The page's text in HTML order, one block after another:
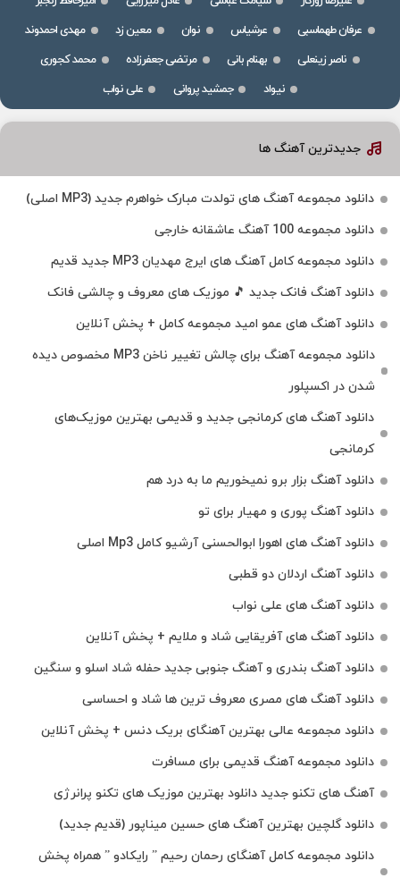
عرفان طهماسبی
عرشیاس نوان معین زد
مهدی احمدوند
ناصر زینعلی
بهنام بانی مرتضی جعفرزاده
محمد کجوری
نیواد
جمشید پروانی علی نواب
جدیدترین آهنگ ها
دانلود مجموعه آهنگ های تولدت مبارک خواهرم جدید (MP3 اصلی)
دانلود مجموعه 100 آهنگ عاشقانه خارجی
دانلود مجموعه کامل آهنگ های ایرج مهدیان MP3 جدید قدیم
دانلود آهنگ فانک جدید 🎵 موزیک‌ های معروف و چالشی فانک
دانلود آهنگ های عمو امید مجموعه کامل + پخش آنلاین
دانلود مجموعه آهنگ برای چالش تغییر ناخن MP3 مخصوص دیده
شدن در اکسپلور
دانلود آهنگ‌ های کرمانجی جدید و قدیمی بهترین موزیک‌های
کرمانجی
دانلود آهنگ بزار برو نمیخوریم ما به درد هم
دانلود آهنگ پوری و مهیار برای تو
دانلود آهنگ های اهورا ابوالحسنی آرشیو کامل Mp3 اصلی
دانلود آهنگ اردلان دو قطبی
دانلود آهنگ های علی نواب
دانلود آهنگ های آفریقایی شاد و ملایم + پخش آنلاین
دانلود آهنگ بندری و آهنگ جنوبی جدید حفله شاد اسلو و سنگین
دانلود آهنگ های مصری معروف ترین ها شاد و احساسی
دانلود مجموعه عالی بهترین آهنگای بریک دنس + پخش آنلاین
دانلود مجموعه آهنگ قدیمی برای مسافرت
آهنگ های تکنو جدید دانلود بهترین موزیک های تکنو پرانرژی
دانلود گلچین بهترین آهنگ های حسین میناپور (قدیم جدید)
دانلود مجموعه کامل آهنگای رحمان رحیم ” رایکادو ” همراه پخش